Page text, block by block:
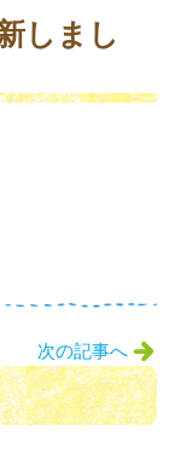
しまし
次の記事へ